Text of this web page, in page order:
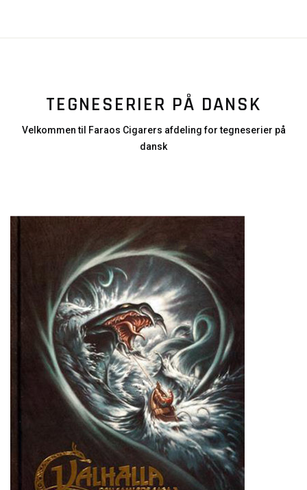
TEGNESERIER PÅ DANSK
Velkommen til Faraos Cigarers afdeling for tegneserier på
dansk